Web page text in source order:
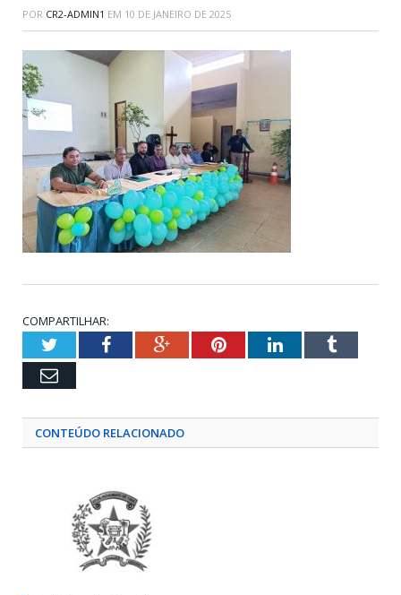
POR CR2-ADMIN1 EM 10 DE JANEIRO DE 2025
COMPARTILHAR:
TwitterFacebookGoogle+PinterestLinkedInTumblr
Email
CONTEÚDO RELACIONADO